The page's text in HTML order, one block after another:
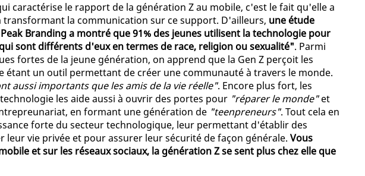
caractérise le rapport de la génération Z au mobile, c'est le fait qu'elle a
transformant la communication sur ce support. D'ailleurs, une étude
Branding a montré que 91% des jeunes utilisent la technologie pour
sont différents d'eux en termes de race, religion ou sexualité". Parmi
fortes de la jeune génération, on apprend que la Gen Z perçoit les
étant un outil permettant de créer une communauté à travers le monde.
aussi importants que les amis de la vie réelle". Encore plus fort, les
les aide aussi à ouvrir des portes pour "réparer le monde"et
en formant une génération de "teenpreneurs". Tout cela en
forte du secteur technologique, leur permettant d'établir des
vie privée et pour assurer leur sécurité de façon générale. Vous
et sur les réseaux sociaux, la génération Z se sent plus chez elle que